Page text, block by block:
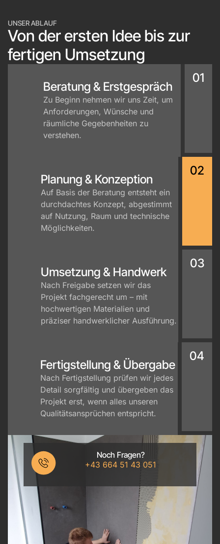
UNSER ABLAUF
Von der ersten Idee bis zur
fertigen Umsetzung
01
Beratung & Erstgespräch
Zu Beginn nehmen wir uns Zeit, um
Anforderungen, Wünsche und
räumliche Gegebenheiten zu
verstehen.
02
Planung & Konzeption
Auf Basis der Beratung entsteht ein
durchdachtes Konzept, abgestimmt
auf Nutzung, Raum und technische
Möglichkeiten.
03
Umsetzung & Handwerk
Nach Freigabe setzen wir das
Projekt fachgerecht um – mit
hochwertigen Materialien und
präziser handwerklicher Ausführung.
04
Fertigstellung & Übergabe
Nach Fertigstellung prüfen wir jedes
Detail sorgfältig und übergeben das
Projekt erst, wenn alles unseren
Qualitätsansprüchen entspricht.
Noch Fragen?
+43 664 51 43 051